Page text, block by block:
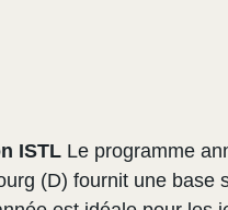
ISTL Le programme
(D) fournit une base